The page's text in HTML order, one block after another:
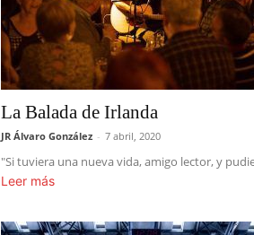
La Balada de Irlanda
JR Álvaro González - 7 abril, 2020
"Si tuviera una nueva vida, amigo lector, y
Leer más